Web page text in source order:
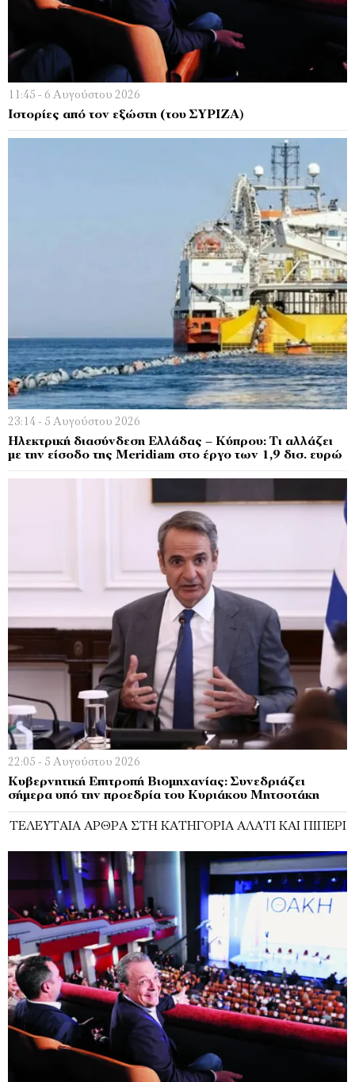
11:45 - 6 Αυγούστου 2026
Ιστορίες από τον εξώστη (του ΣΥΡΙΖΑ)
23:14 - 5 Αυγούστου 2026
Ηλεκτρική διασύνδεση Ελλάδας – Κύπρου: Τι αλλάζει
με την είσοδο της Meridiam στο έργο των 1,9 δισ. ευρώ
22:05 - 5 Αυγούστου 2026
Κυβερνητική Επιτροπή Βιομηχανίας: Συνεδριάζει
σήμερα υπό την προεδρία του Κυριάκου Μητσοτάκη
ΤΕΛΕΥΤΑΊΑ ΆΡΘΡΑ ΣΤΗ ΚΑΤΗΓΟΡΊΑ ΑΛΆΤΙ ΚΑΙ ΠΙΠΈΡΙ